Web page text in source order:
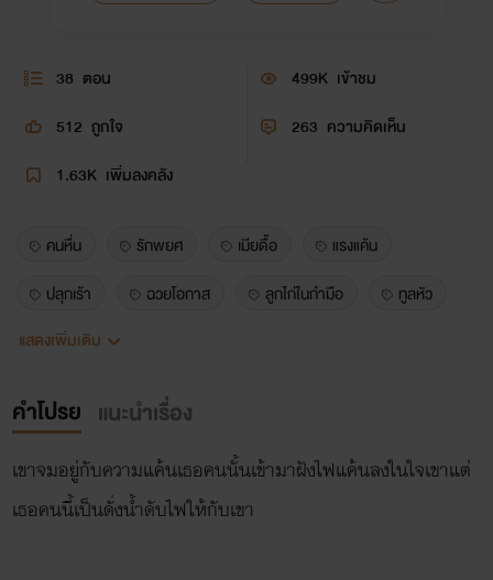
38 ตอน 499K เข้าชม
512 ถูกใจ 263 ความคิดเห็น
1.63K เพิ่มลงคลัง
คนหื่น รักพยศ เมียดื้อ
แรงแค้น
ปลุกเร้า
ฉวยโอกาส ลูกไก่ในกำมือ
ทูลหัว
สวรรค์
แสดงเพิ่มเติม
คำโปรย แนะนำเรื่อง
เขาจมอยู่กับความแค้นเธอคนนั้นเข้ามาฝังไฟแค้นลงในใจเขาแต่
เธอคนนี้เป็นดั่งน้ำดับไฟให้กับเขา